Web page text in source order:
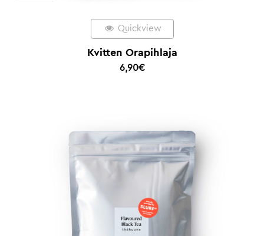
Quickview
Kvitten Orapihlaja
6,90€